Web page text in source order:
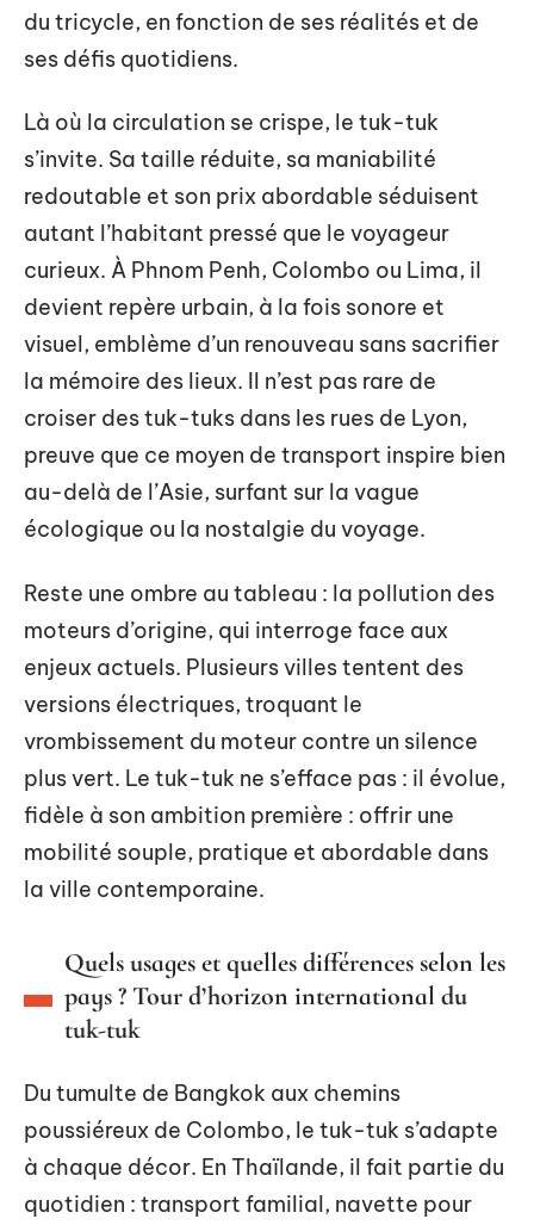
du tricycle, en fonction de ses réalités et de
ses défis quotidiens.
Là où la circulation se crispe, le tuk-tuk
s’invite. Sa taille réduite, sa maniabilité
redoutable et son prix abordable séduisent
autant l’habitant pressé que le voyageur
curieux. À Phnom Penh, Colombo ou Lima, il
devient repère urbain, à la fois sonore et
visuel, emblème d’un renouveau sans sacrifier
la mémoire des lieux. Il n’est pas rare de
croiser des tuk-tuks dans les rues de Lyon,
preuve que ce moyen de transport inspire bien
au-delà de l’Asie, surfant sur la vague
écologique ou la nostalgie du voyage.
Reste une ombre au tableau : la pollution des
moteurs d’origine, qui interroge face aux
enjeux actuels. Plusieurs villes tentent des
versions électriques, troquant le
vrombissement du moteur contre un silence
plus vert. Le tuk-tuk ne s’efface pas : il évolue,
fidèle à son ambition première : offrir une
mobilité souple, pratique et abordable dans
la ville contemporaine.
Quels usages et quelles différences selon les
pays ? Tour d’horizon international du
tuk-tuk
Du tumulte de Bangkok aux chemins
poussiéreux de Colombo, le tuk-tuk s’adapte
à chaque décor. En Thaïlande, il fait partie du
quotidien : transport familial, navette pour